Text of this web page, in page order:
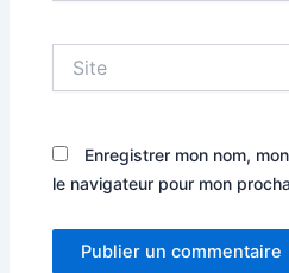
Enregistrer mon nom,
le navigateur pour mon